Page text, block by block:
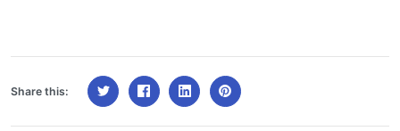
Share this: